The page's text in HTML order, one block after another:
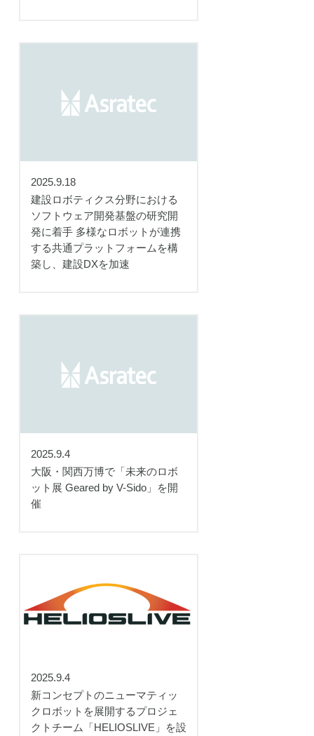
2025.9.18
建設ロボティクス分野における
ソフトウェア開発基盤の研究開
発に着手 多様なロボットが連携
する共通プラットフォームを構
築し、建設DXを加速
2025.9.4
大阪・関西万博で「未来のロボ
ット展 Geared by V-Sido」を開
催
2025.9.4
新コンセプトのニューマティッ
クロボットを展開するプロジェ
クトチーム「HELIOSLIVE」を設